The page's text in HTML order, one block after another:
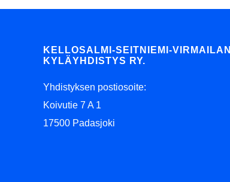
KELLOSALMI-SEITNIEMI-VIRMAILAN
KYLÄYHDISTYS RY.
Yhdistyksen postiosoite:
Koivutie 7 A 1
17500 Padasjoki